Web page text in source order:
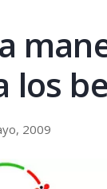
los
2009